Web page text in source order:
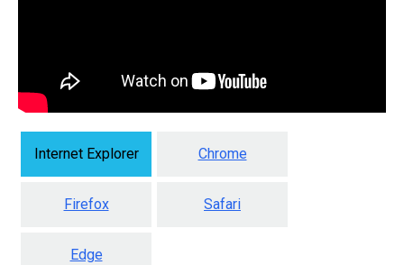
Internet Explorer Chrome
Firefox Safari
Edge